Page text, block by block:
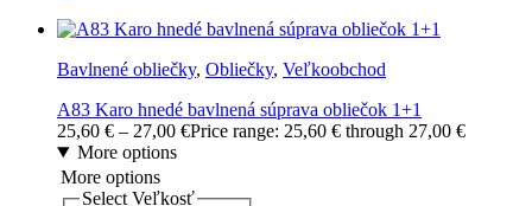
Bavlnené obliečky, Obliečky, Veľkoobchod
A83 Karo hnedé bavlnená súprava obliečok 1+1
25,60 € – 27,00 €Price range: 25,60 € through 27,00 €
More options
More options
Select Veľkosť